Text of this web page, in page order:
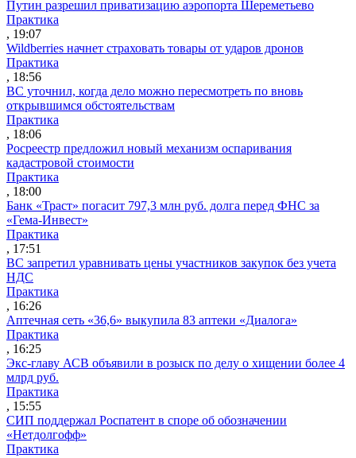
Путин разрешил приватизацию аэропорта Шереметьево
Практика
, 19:07
Wildberries начнет страховать товары от ударов дронов
Практика
, 18:56
ВС уточнил, когда дело можно пересмотреть по вновь
открывшимся обстоятельствам
Практика
, 18:06
Росреестр предложил новый механизм оспаривания
кадастровой стоимости
Практика
, 18:00
Банк «Траст» погасит 797,3 млн руб. долга перед ФНС за
«Гема-Инвест»
Практика
, 17:51
ВС запретил уравнивать цены участников закупок без учета
НДС
Практика
, 16:26
Аптечная сеть «36,6» выкупила 83 аптеки «Диалога»
Практика
, 16:25
Экс-главу АСВ объявили в розыск по делу о хищении более 4
млрд руб.
Практика
, 15:55
СИП поддержал Роспатент в споре об обозначении
«Нетдолгофф»
Практика